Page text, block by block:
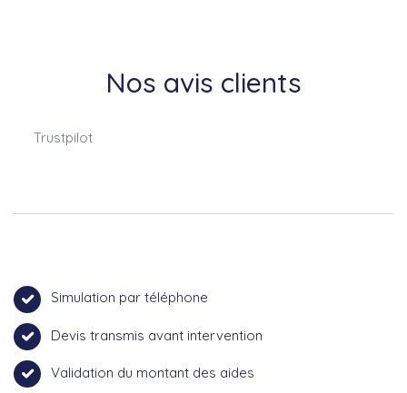
Nos avis clients
Trustpilot
Simulation par téléphone
Devis transmis avant intervention
Validation du montant des aides